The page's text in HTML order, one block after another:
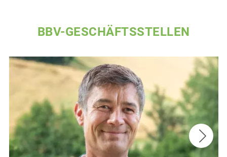
BBV-GESCHÄFTSSTELLEN